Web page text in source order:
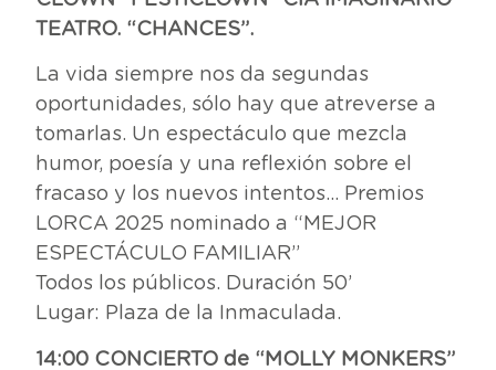
TEATRO. “CHANCES”.
La vida siempre nos da segundas
oportunidades, sólo hay que atreverse a
tomarlas. Un espectáculo que mezcla
humor, poesía y una reflexión sobre el
fracaso y los nuevos intentos… Premios
LORCA 2025 nominado a “MEJOR
ESPECTÁCULO FAMILIAR”
Todos los públicos. Duración 50’
Lugar: Plaza de la Inmaculada.
14:00 CONCIERTO de “MOLLY MONKERS”